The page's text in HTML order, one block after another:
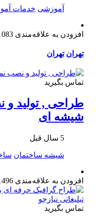
آموزشی خدمات
افزودن به علاقه‌مندی 1083
تهران تهران
تماس بگیرید
طراحی , تولید و
شیشه ای
5 سال قبل
شیشه ساختمان
افزودن به علاقه‌مندی 1496
تماس بگیرید